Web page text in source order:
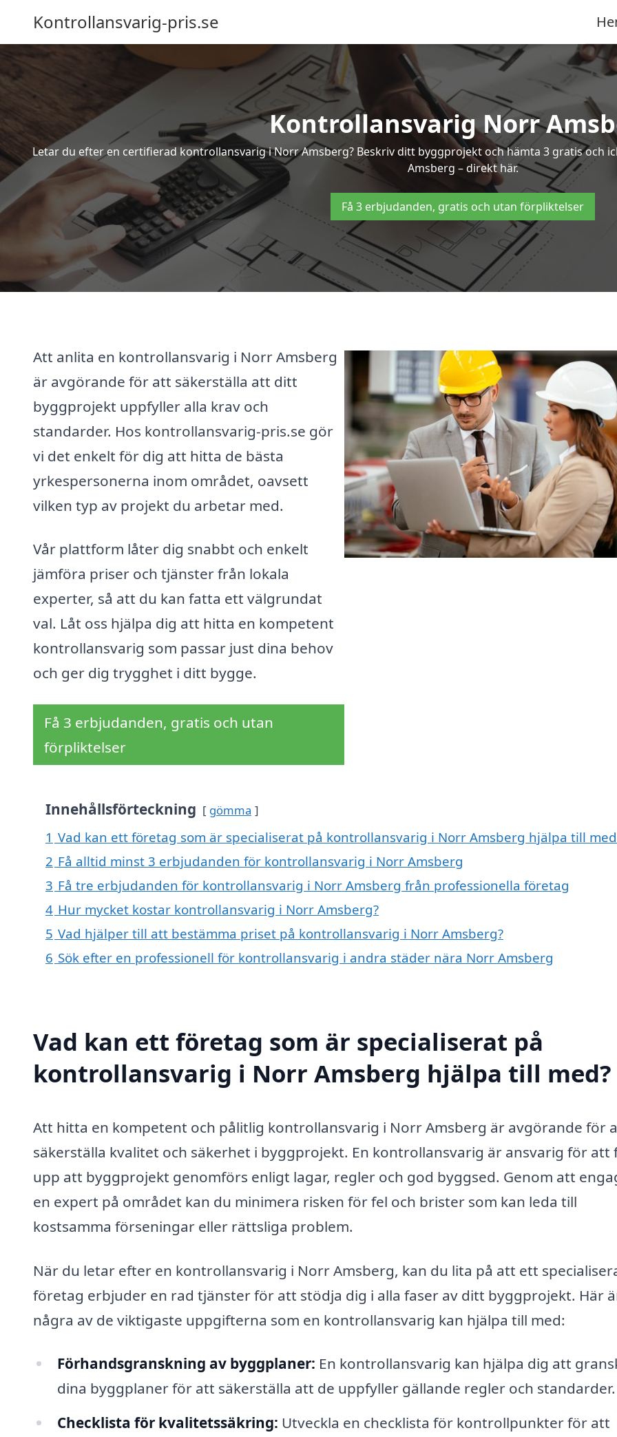
Kontrollansvarig-pris.se
Kontrollansvarig Norr
Letar du efter en certifierad kontrollansvarig i Norr Amsberg? Beskriv ditt byggprojekt och hämta 3 gratis och
Amsberg – direkt här.
Få 3 erbjudanden, gratis och utan förpliktelser
Att anlita en kontrollansvarig i Norr Amsberg
är avgörande för att säkerställa att ditt
byggprojekt uppfyller alla krav och
standarder. Hos kontrollansvarig-pris.se gör
vi det enkelt för dig att hitta de bästa
yrkespersonerna inom området, oavsett
vilken typ av projekt du arbetar med.
Vår plattform låter dig snabbt och enkelt
jämföra priser och tjänster från lokala
experter, så att du kan fatta ett välgrundat
val. Låt oss hjälpa dig att hitta en kompetent
kontrollansvarig som passar just dina behov
och ger dig trygghet i ditt bygge.
Få 3 erbjudanden, gratis och utan
förpliktelser
Innehållsförteckning gömma
1 Vad kan ett företag som är specialiserat på kontrollansvarig i Norr Amsberg hjälpa till
2 Få alltid minst 3 erbjudanden för kontrollansvarig i Norr Amsberg
3 Få tre erbjudanden för kontrollansvarig i Norr Amsberg från professionella företag
4 Hur mycket kostar kontrollansvarig i Norr Amsberg?
5 Vad hjälper till att bestämma priset på kontrollansvarig i Norr Amsberg?
6 Sök efter en professionell för kontrollansvarig i andra städer nära Norr Amsberg
Vad kan ett företag som är specialiserat på
kontrollansvarig i Norr Amsberg hjälpa till med?
Att hitta en kompetent och pålitlig kontrollansvarig i Norr Amsberg är avgörande för
säkerställa kvalitet och säkerhet i byggprojekt. En kontrollansvarig är ansvarig för att
upp att byggprojekt genomförs enligt lagar, regler och god byggsed. Genom att
en expert på området kan du minimera risken för fel och brister som kan leda till
kostsamma förseningar eller rättsliga problem.
När du letar efter en kontrollansvarig i Norr Amsberg, kan du lita på att ett
företag erbjuder en rad tjänster för att stödja dig i alla faser av ditt byggprojekt. Här
några av de viktigaste uppgifterna som en kontrollansvarig kan hjälpa till med:
Förhandsgranskning av byggplaner: En kontrollansvarig kan hjälpa dig att
dina byggplaner för att säkerställa att de uppfyller gällande regler och standarder.
Checklista för kvalitetssäkring: Utveckla en checklista för kontrollpunkter för att